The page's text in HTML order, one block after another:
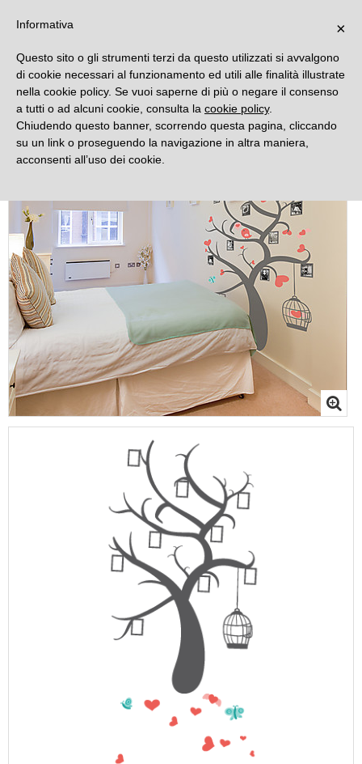
×
Informativa
Questo sito o gli strumenti terzi da questo utilizzati si avvalgono
di cookie necessari al funzionamento ed utili alle finalità illustrate
nella cookie policy. Se vuoi saperne di più o negare il consenso
a tutti o ad alcuni cookie, consulta la cookie policy.
Chiudendo questo banner, scorrendo questa pagina, cliccando
su un link o proseguendo la navigazione in altra maniera,
acconsenti all’uso dei cookie.